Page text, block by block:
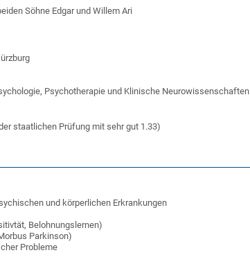
Söhne Edgar und Willem Ari
Psychotherapie und Klinische Neurowissenschaften
staatlichen Prüfung mit sehr gut 1.33)
und körperlichen Erkrankungen
Belohnungslernen)
Parkinson)
Probleme